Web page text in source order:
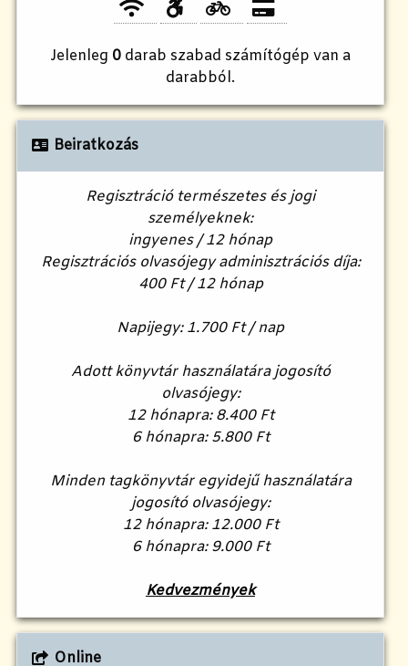
Jelenleg 0 darab szabad számítógép van a
darabból.
Beiratkozás
Regisztráció természetes és jogi
személyeknek:
ingyenes / 12 hónap
Regisztrációs olvasójegy adminisztrációs díja:
400 Ft / 12 hónap
Napijegy: 1.700 Ft / nap
Adott könyvtár használatára jogosító
olvasójegy:
12 hónapra: 8.400 Ft
6 hónapra: 5.800 Ft
Minden tagkönyvtár egyidejű használatára
jogosító olvasójegy:
12 hónapra: 12.000 Ft
6 hónapra: 9.000 Ft
Kedvezmények
Online